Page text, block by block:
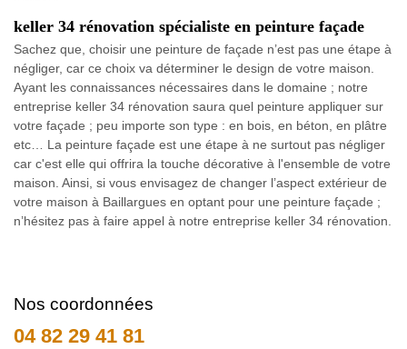
keller 34 rénovation spécialiste en peinture façade
Sachez que, choisir une peinture de façade n’est pas une étape à
négliger, car ce choix va déterminer le design de votre maison.
Ayant les connaissances nécessaires dans le domaine ; notre
entreprise keller 34 rénovation saura quel peinture appliquer sur
votre façade ; peu importe son type : en bois, en béton, en plâtre
etc… La peinture façade est une étape à ne surtout pas négliger
car c'est elle qui offrira la touche décorative à l'ensemble de votre
maison. Ainsi, si vous envisagez de changer l’aspect extérieur de
votre maison à Baillargues en optant pour une peinture façade ;
n’hésitez pas à faire appel à notre entreprise keller 34 rénovation.
Nos coordonnées
04 82 29 41 81